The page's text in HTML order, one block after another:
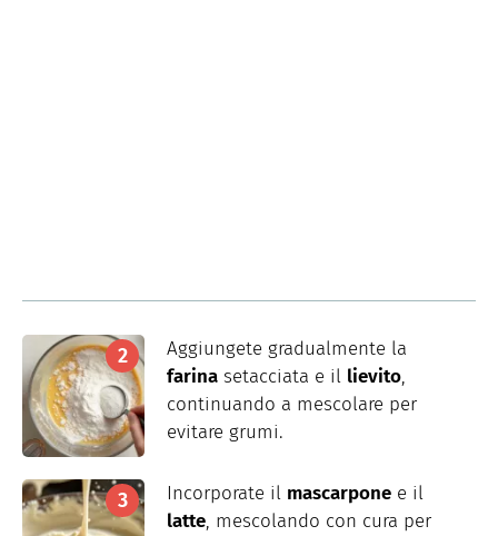
Aggiungete gradualmente la
farina setacciata e il lievito,
continuando a mescolare per
evitare grumi.
Incorporate il mascarpone e il
latte, mescolando con cura per